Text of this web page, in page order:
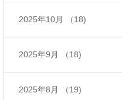
2025年10月 （18)
2025年9月 （18)
2025年8月 （19)